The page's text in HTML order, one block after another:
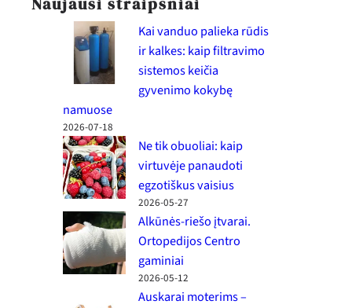
Kai vanduo palieka rūdis
ir kalkes: kaip filtravimo
sistemos keičia
gyvenimo kokybę
namuose
2026-07-18
Ne tik obuoliai: kaip
virtuvėje panaudoti
egzotiškus vaisius
2026-05-27
Alkūnės-riešo įtvarai.
Ortopedijos Centro
gaminiai
2026-05-12
Auskarai moterims –